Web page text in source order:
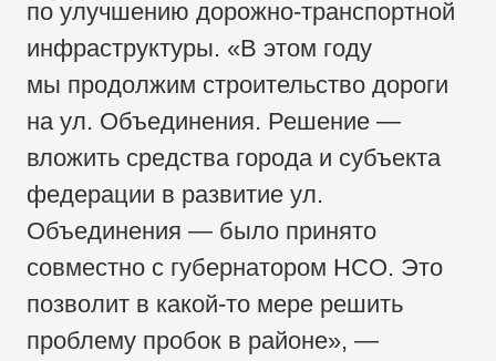
по улучшению дорожно-транспортной
инфраструктуры. «В этом году
мы продолжим строительство дороги
на ул. Объединения. Решение —
вложить средства города и субъекта
федерации в развитие ул.
Объединения — было принято
совместно с губернатором НСО. Это
позволит в какой-то мере решить
проблему пробок в районе», —